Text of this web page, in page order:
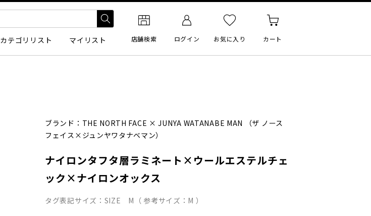
カテゴリリスト マイリスト 店舗検索 ログイン お気に入り カート
ブランド： THE NORTH FACE ×JUNYA WATANABE MAN
（ザ ノース
フェイス×ジュンヤワタナベマン）
ナイロンタフタ層ラミネート×ウールエステルチェ
ック×ナイロンオックス
タグ表記サイズ：SIZE M（ 参考サイズ：M ）